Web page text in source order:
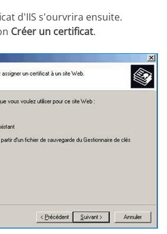
d'IIS s'ourvrira ensuite.
Créer un certificat.